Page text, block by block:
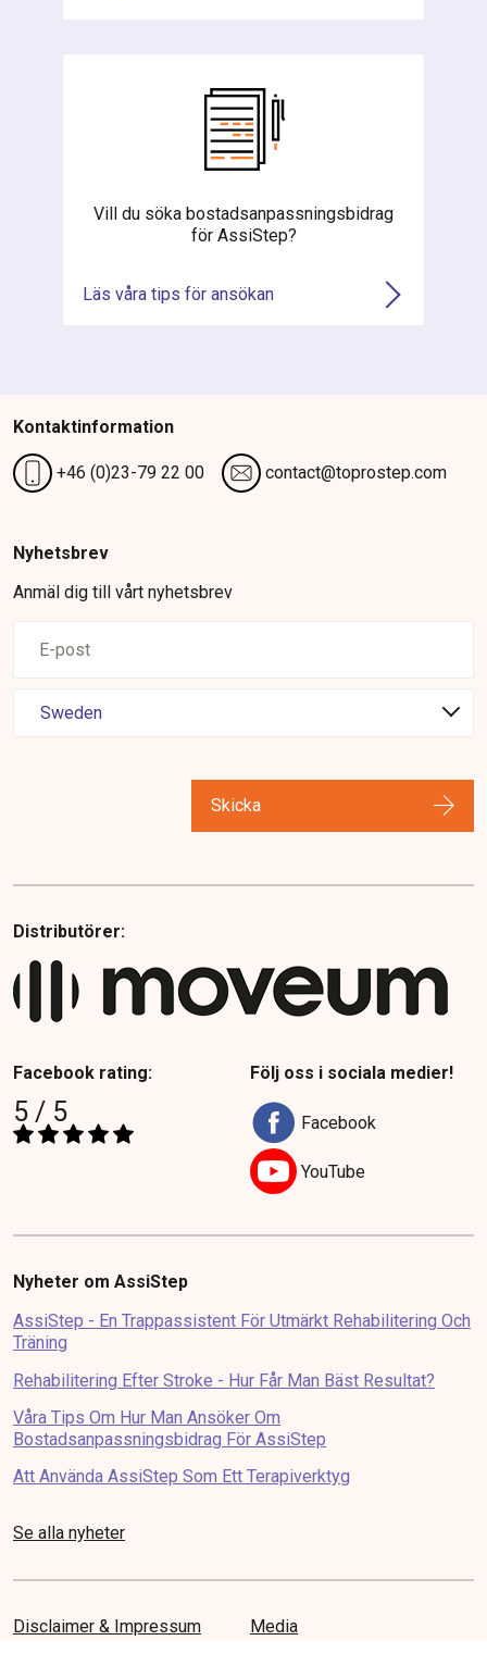
Vill du söka bostadsanpassningsbidrag
för AssiStep?
Läs våra tips för ansökan
Kontaktinformation
+46 (0)23-79 22 00 contact@toprostep.com
Nyhetsbrev
Anmäl dig till vårt nyhetsbrev
Skicka
Distributörer:
Facebook rating:
5 / 5
Följ oss i sociala medier!
Facebook
YouTube
Nyheter om AssiStep
AssiStep - En Trappassistent För Utmärkt Rehabilitering Och
Träning
Rehabilitering Efter Stroke - Hur Får Man Bäst Resultat?
Våra Tips Om Hur Man Ansöker Om
Bostadsanpassningsbidrag För AssiStep
Att Använda AssiStep Som Ett Terapiverktyg
Se alla nyheter
Disclaimer & Impressum Media